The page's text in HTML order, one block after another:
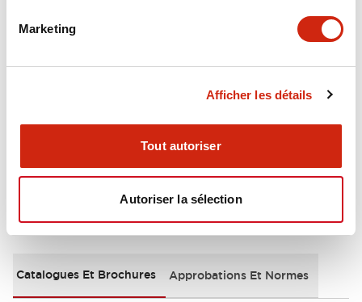
Marketing
Afficher les détails
Tout autoriser
Autoriser la sélection
Functional Specifications
Mounting and Installation Specifications
Documents et fichiers
Catalogues Et Brochures Approbations Et Normes